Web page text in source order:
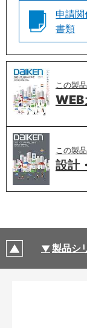
申請
書類
この製
WEB
この製
設計
製品シ